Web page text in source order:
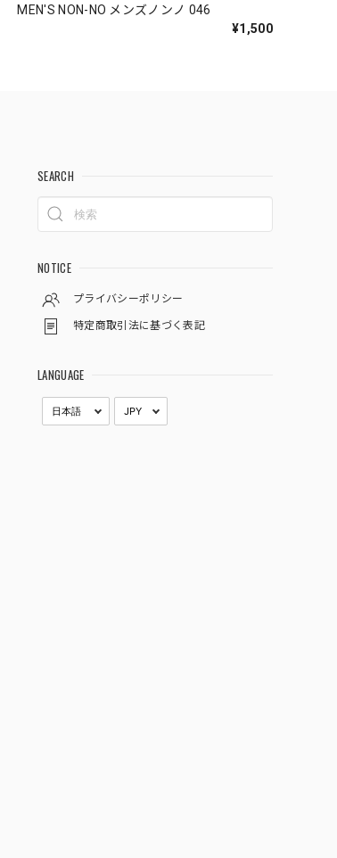
MEN'S NON-NO メンズノンノ 046
¥1,500
SEARCH
NOTICE
プライバシーポリシー
特定商取引法に基づく表記
LANGUAGE